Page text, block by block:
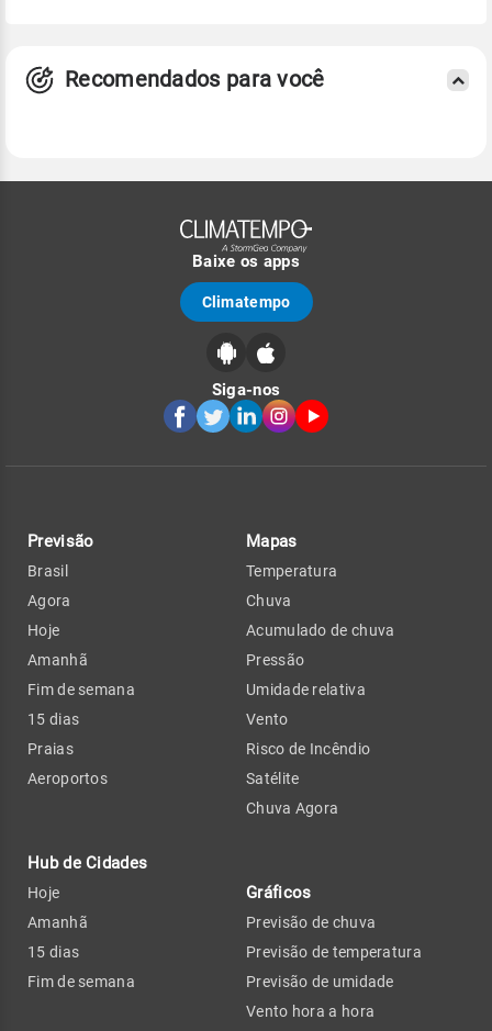
Recomendados para você
Baixe os apps
Climatempo
Siga-nos
Previsão
Brasil
Agora
Hoje
Amanhã
Fim de semana
15 dias
Praias
Aeroportos
Hub de Cidades
Hoje
Amanhã
15 dias
Fim de semana
Mapas
Temperatura
Chuva
Acumulado de chuva
Pressão
Umidade relativa
Vento
Risco de Incêndio
Satélite
Chuva Agora
Gráficos
Previsão de chuva
Previsão de temperatura
Previsão de umidade
Vento hora a hora